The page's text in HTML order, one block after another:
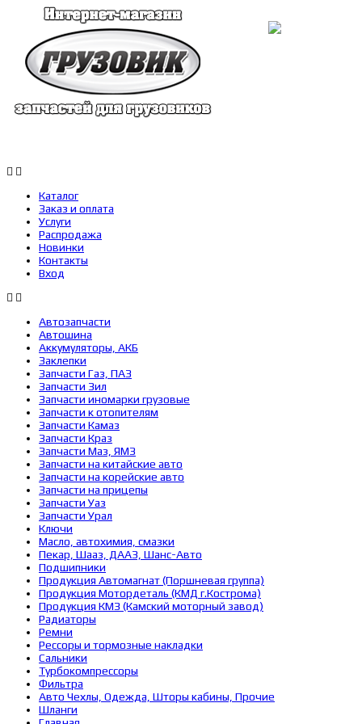
Каталог
Заказ и оплата
Услуги
Распродажа
Новинки
Контакты
Вход
Автозапчасти
Автошина
Аккумуляторы, АКБ
Заклепки
Запчасти Газ, ПАЗ
Запчасти Зил
Запчасти иномарки грузовые
Запчасти к отопителям
Запчасти Камаз
Запчасти Краз
Запчасти Маз, ЯМЗ
Запчасти на китайские авто
Запчасти на корейские авто
Запчасти на прицепы
Запчасти Уаз
Запчасти Урал
Ключи
Масло, автохимия, смазки
Пекар, Шааз, ДААЗ, Шанс-Авто
Подшипники
Продукция Автомагнат (Поршневая группа)
Продукция Мотордеталь (КМД г.Кострома)
Продукция КМЗ (Камский моторный завод)
Радиаторы
Ремни
Рессоры и тормозные накладки
Сальники
Турбокомпрессоры
Фильтра
Авто Чехлы, Одежда, Шторы кабины, Прочие
Шланги